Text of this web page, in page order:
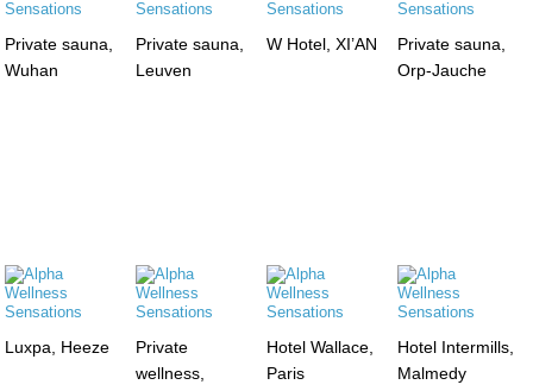
Private sauna,
Wuhan
Private sauna,
Leuven
W Hotel, XI’AN
Private sauna,
Orp-Jauche
Luxpa, Heeze
Private
wellness,
Hotel Wallace,
Paris
Hotel Intermills,
Malmedy